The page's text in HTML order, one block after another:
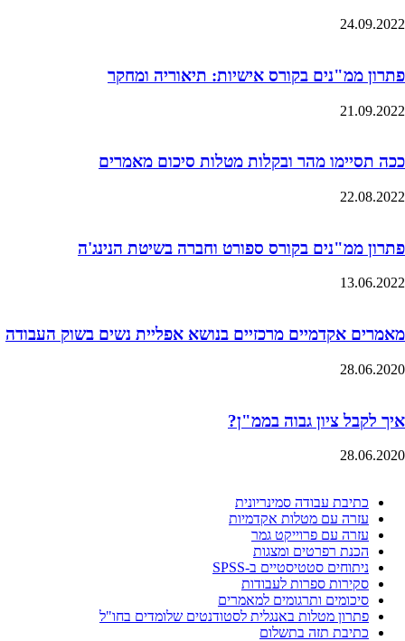
24.09.2022
פתרון ממ"נים בקורס אישיות: תיאוריה ומחקר
21.09.2022
ככה תסיימו מהר ובקלות מטלות סיכום מאמרים
22.08.2022
פתרון ממ"נים בקורס ספורט וחברה בשיטת הנינג'ה
13.06.2022
מאמרים אקדמיים מרכזיים בנושא אפליית נשים בשוק העבודה
28.06.2020
איך לקבל ציון גבוה בממ"ן?
28.06.2020
כתיבת עבודה סמינריונית
עזרה עם מטלות אקדמיות
עזרה עם פרוייקט גמר
הכנת רפרטים ומצגות
ניתוחים סטטיסטיים ב-SPSS
סקירות ספרות לעבודות
סיכומים ותרגומים למאמרים
פתרון מטלות באנגלית לסטודנטים שלומדים בחו"ל
כתיבת תזה בתשלום